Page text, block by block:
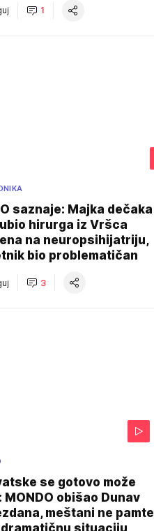
1
saznaje: Majka dečaka
hirurga iz Vršca
na neuropsihijatriju,
bio problematičan
3
se gotovo može
MONDO obišao Dunav
meštani ne pamte
situaciju